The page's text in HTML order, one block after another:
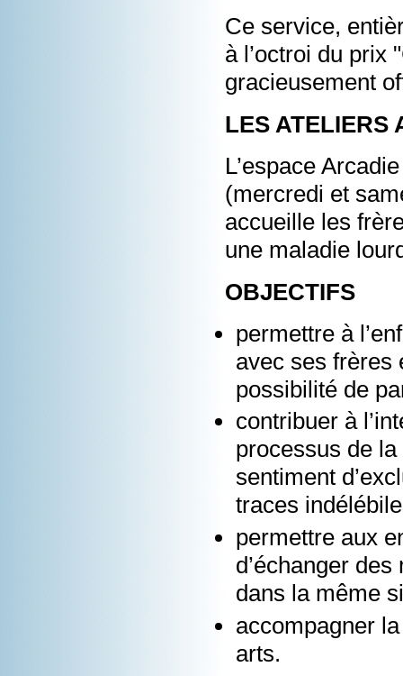
Ce service,
à l’octroi du prix
gracieusement
LES ATELIERS
L’espace
(mercredi et
accueille les
une maladie
OBJECTIFS
permettre à
avec ses frères
possibilité de
contribuer à
processus de la
sentiment
traces
permettre aux
d’échanger
dans la même
accompagner
arts.